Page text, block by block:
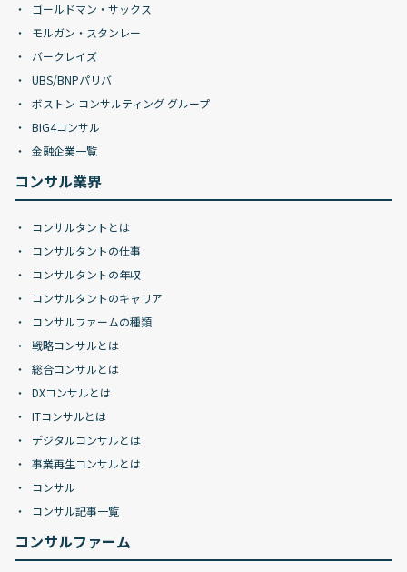
ゴールドマン・サックス
モルガン・スタンレー
バークレイズ
UBS/BNPパリバ
ボストン コンサルティング グループ
BIG4コンサル
金融企業一覧
コンサル業界
コンサルタントとは
コンサルタントの仕事
コンサルタントの年収
コンサルタントのキャリア
コンサルファームの種類
戦略コンサルとは
総合コンサルとは
DXコンサルとは
ITコンサルとは
デジタルコンサルとは
事業再生コンサルとは
コンサル
コンサル記事一覧
コンサルファーム